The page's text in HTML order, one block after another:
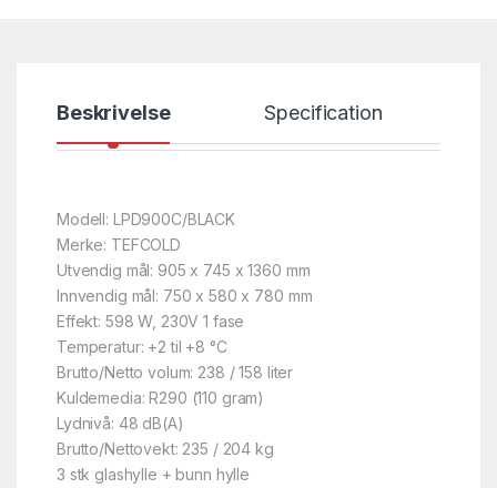
Beskrivelse Specification
Modell: LPD900C/BLACK
Merke: TEFCOLD
Utvendig mål: 905 x 745 x 1360 mm
Innvendig mål: 750 x 580 x 780 mm
Effekt: 598 W, 230V 1 fase
Temperatur: +2 til +8 °C
Brutto/Netto volum: 238 / 158 liter
Kuldemedia: R290 (110 gram)
Lydnivå: 48 dB(A)
Brutto/Nettovekt: 235 / 204 kg
3 stk glashylle + bunn hylle